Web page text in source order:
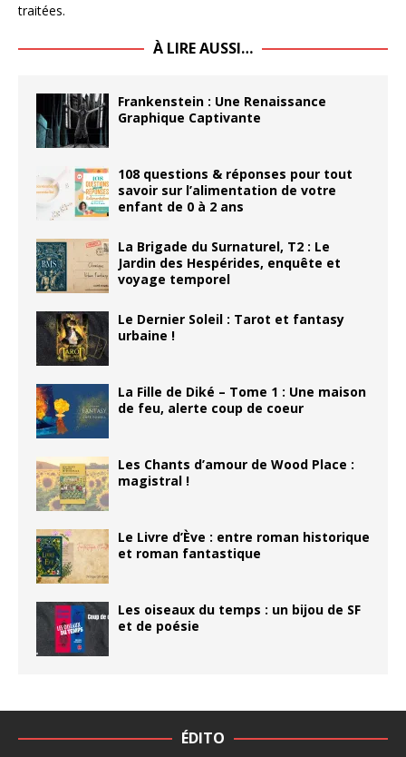
traitées.
À LIRE AUSSI…
Frankenstein : Une Renaissance
Graphique Captivante
108 questions & réponses pour tout
savoir sur l’alimentation de votre
enfant de 0 à 2 ans
La Brigade du Surnaturel, T2 : Le
Jardin des Hespérides, enquête et
voyage temporel
Le Dernier Soleil : Tarot et fantasy
urbaine !
La Fille de Diké – Tome 1 : Une maison
de feu, alerte coup de coeur
Les Chants d’amour de Wood Place :
magistral !
Le Livre d’Ève : entre roman historique
et roman fantastique
Les oiseaux du temps : un bijou de SF
et de poésie
ÉDITO